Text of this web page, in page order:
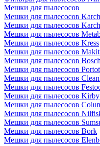
Мешки для пылесосов
Мешки для пылесосов
Мешки для пылесосов
Мешки для пылесосов
Мешки для пылесосов Kress
Мешки для пылесосов
Мешки для пылесосов Bosch
Мешки для пылесосов
Мешки для пылесосов
Мешки для пылесосов
Мешки для пылесосов Kirby
Мешки для пылесосов
Мешки для пылесосов
Мешки для пылесосов
Мешки для пылесосов Bork
Мешки для пылесосов